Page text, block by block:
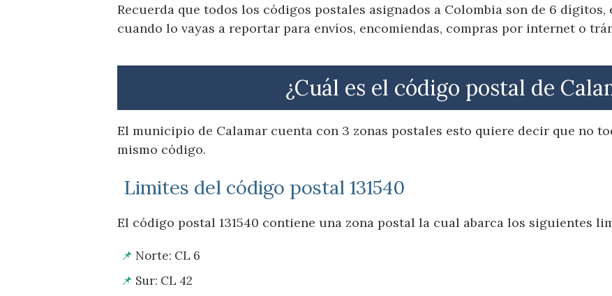
Recuerda que todos los códigos postales asignados a Colombia son de 6
cuando lo vayas a reportar para envíos, encomiendas, compras por internet o
¿Cuál es el código postal de
El municipio de Calamar cuenta con 3 zonas postales esto quiere decir que no
mismo código.
Limites del código postal 131540
El código postal 131540 contiene una zona postal la cual abarca los siguientes
Norte: CL 6
Sur: CL 42